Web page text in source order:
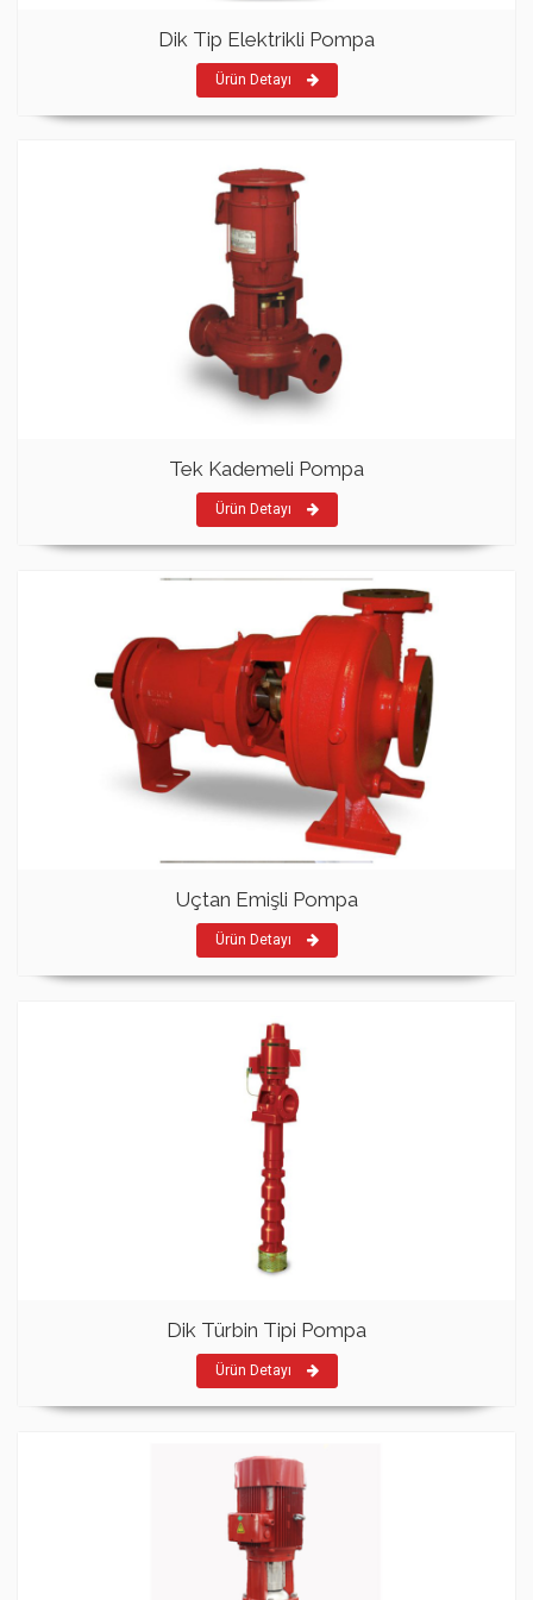
Dik Tip Elektrikli Pompa
Ürün Detayı
Tek Kademeli Pompa
Ürün Detayı
Uçtan Emişli Pompa
Ürün Detayı
Dik Türbin Tipi Pompa
Ürün Detayı